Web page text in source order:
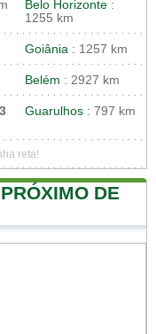
Belo Horizonte :
1255 km
Goiânia : 1257 km
Belém : 2927 km
Guarulhos : 797 km
reta!
DE